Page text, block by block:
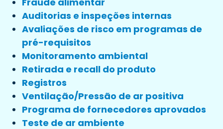
Auditorias e inspeções internas
Avaliações de risco em programas de
pré-requisitos
Monitoramento ambiental
Retirada e recall do produto
Registros
Ventilação/Pressão de ar positiva
Programa de fornecedores aprovados
Teste de ar ambiente